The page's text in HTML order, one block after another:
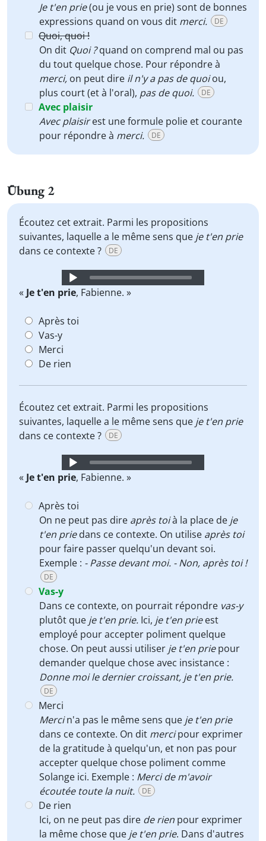
Je t'en prie(ou je vous en prie) sont de bonnes
expressions quand on vous dit merci. DE
Quoi, quoi !
On dit Quoi ?quand on comprend mal ou pas
du tout quelque chose. Pour répondre à
merci, on peut dire il n'y a pas de quoiou,
plus court (et à l'oral), pas de quoi. DE
Avec plaisir
Avec plaisirest une formule polie et courante
pour répondre à merci. DE
Übung 2
Écoutez cet extrait. Parmi les propositions
suivantes, laquelle a le même sens que je t'en prie
dans ce contexte ?
DE
Audio
Player
« Je t'en prie, Fabienne. »
Après toi
Vas-y
Merci
De rien
Écoutez cet extrait. Parmi les propositions
suivantes, laquelle a le même sens que je t'en prie
dans ce contexte ?
DE
Audio
Player
« Je t'en prie, Fabienne. »
Après toi
On ne peut pas dire après toià la place de je
t'en priedans ce contexte. On utilise après toi
pour faire passer quelqu'un devant soi.
Exemple : - Passe devant moi. - Non, après toi !
DE
Vas-y
Dans ce contexte, on pourrait répondre vas-y
plutôt que je t'en prie. Ici, je t'en prieest
employé pour accepter poliment quelque
chose. On peut aussi utiliser je t'en priepour
demander quelque chose avec insistance :
Donne moi le dernier croissant, je t'en prie.
DE
Merci
Mercin'a pas le même sens que je t'en prie
dans ce contexte. On dit mercipour exprimer
de la gratitude à quelqu'un, et non pas pour
accepter quelque chose poliment comme
Solange ici. Exemple : Merci de m'avoir
écoutée toute la nuit.
DE
De rien
Ici, on ne peut pas dire de rien pour exprimer
la même chose que je t'en prie. Dans d'autres